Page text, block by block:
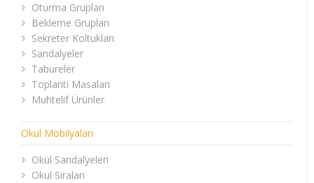
Oturma Grupları
Bekleme Grupları
Sekreter Koltukları
Sandalyeler
Tabureler
Toplantı Masaları
Muhtelif Ürünler
Okul Mobilyaları
Okul Sandalyeleri
Okul Sıraları